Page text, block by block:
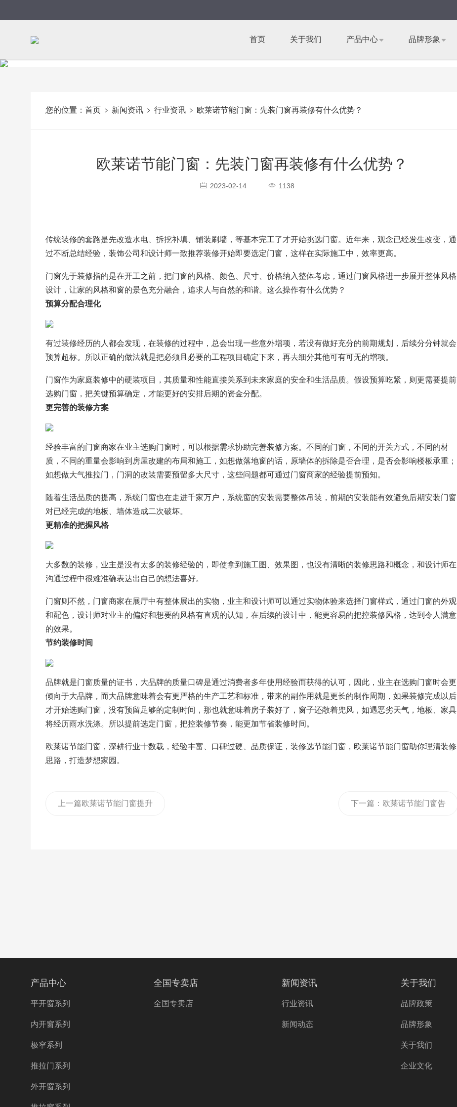
首页 关于我们 产品中心 品牌形象
您的位置： 首页 新闻资讯 行业资讯 欧莱诺节能门窗：先装门窗再装修有什么优势？
欧莱诺节能门窗：先装门窗再装修有什么优势？
2023-02-14 1138
传统装修的套路是先改造水电、拆挖补填、铺装刷墙，等基本完工了才开始挑选门窗。近年来，观念已经发生改变，通
过不断总结经验，装饰公司和设计师一致推荐装修开始即要选定门窗，这样在实际施工中，效率更高。
门窗先于装修指的是在开工之前，把门窗的风格、颜色、尺寸、价格纳入整体考虑，通过门窗风格进一步展开整体风格
设计，让家的风格和窗的景色充分融合，追求人与自然的和谐。这么操作有什么优势？
预算分配合理化
有过装修经历的人都会发现，在装修的过程中，总会出现一些意外增项，若没有做好充分的前期规划，后续分分钟就会
预算超标。所以正确的做法就是把必须且必要的工程项目确定下来，再去细分其他可有可无的增项。
门窗作为家庭装修中的硬装项目，其质量和性能直接关系到未来家庭的安全和生活品质。假设预算吃紧，则更需要提前
选购门窗，把关键预算确定，才能更好的安排后期的资金分配。
更完善的装修方案
经验丰富的门窗商家在业主选购门窗时，可以根据需求协助完善装修方案。不同的门窗，不同的开关方式，不同的材
质，不同的重量会影响到房屋改建的布局和施工，如想做落地窗的话，原墙体的拆除是否合理，是否会影响楼板承重；
如想做大气推拉门，门洞的改装需要预留多大尺寸，这些问题都可通过门窗商家的经验提前预知。
随着生活品质的提高，系统门窗也在走进千家万户，系统窗的安装需要整体吊装，前期的安装能有效避免后期安装门窗
对已经完成的地板、墙体造成二次破坏。
更精准的把握风格
大多数的装修，业主是没有太多的装修经验的，即使拿到施工图、效果图，也没有清晰的装修思路和概念，和设计师在
沟通过程中很难准确表达出自己的想法喜好。
门窗则不然，门窗商家在展厅中有整体展出的实物，业主和设计师可以通过实物体验来选择门窗样式，通过门窗的外观
和配色，设计师对业主的偏好和想要的风格有直观的认知，在后续的设计中，能更容易的把控装修风格，达到令人满意
的效果。
节约装修时间
品牌就是门窗质量的证书，大品牌的质量口碑是通过消费者多年使用经验而获得的认可，因此，业主在选购门窗时会更
倾向于大品牌，而大品牌意味着会有更严格的生产工艺和标准，带来的副作用就是更长的制作周期，如果装修完成以后
才开始选购门窗，没有预留足够的定制时间，那也就意味着房子装好了，窗子还敞着兜风，如遇恶劣天气，地板、家具
将经历雨水洗涤。所以提前选定门窗，把控装修节奏，能更加节省装修时间。
欧莱诺节能门窗，深耕行业十数载，经验丰富、口碑过硬、品质保证，装修选节能门窗，欧莱诺节能门窗助你理清装修
思路，打造梦想家园。
上一篇欧莱诺节能门窗提升 下一篇： 欧莱诺节能门窗告
产品中心
平开窗系列
内开窗系列
极窄系列
推拉门系列
外开窗系列
全国专卖店
全国专卖店
新闻资讯
行业资讯
新闻动态
关于我们
品牌政策
品牌形象
关于我们
企业文化